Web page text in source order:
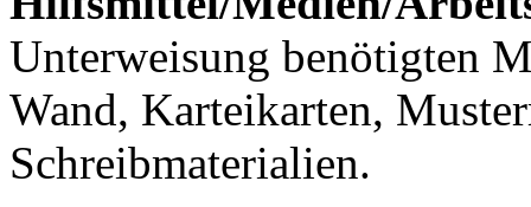
Unterweisung benötigten
Wand, Karteikarten,
Schreibmaterialien.